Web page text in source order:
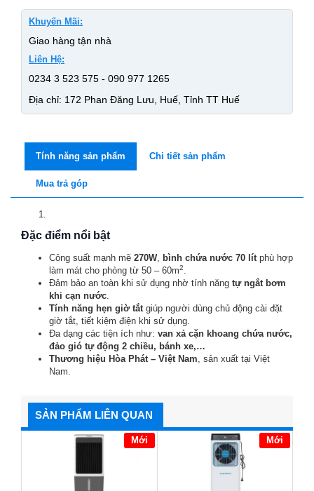
Khuyến Mãi:
Giao hàng tận nhà
Liên Hệ:
0234 3 523 575 - 090 977 1265
Địa chỉ: 172 Phan Đăng Lưu, Huế, Tỉnh TT Huế
Tính năng sản phẩm Chi tiết sản phẩm
Mua trả góp
Đặc điểm nổi bật
Công suất mạnh mẽ 270W, bình chứa nước 70 lítphù hợp
làm mát cho phòng từ 50 – 60m2.
Đảm bảo an toàn khi sử dụng nhờ tính năng tự ngắt bơm
khi cạn nước.
Tính năng hẹn giờ tắt giúp người dùng chủ động cài đặt
giờ tắt, tiết kiệm điện khi sử dụng.
Đa dạng các tiện ích như: van xả cặn khoang chứa nước,
đảo gió tự động 2 chiều, bánh xe,…
Thương hiệu Hòa Phát – Việt Nam, sản xuất tại Việt
Nam.
SẢN PHẨM LIÊN QUAN
Mới Mới